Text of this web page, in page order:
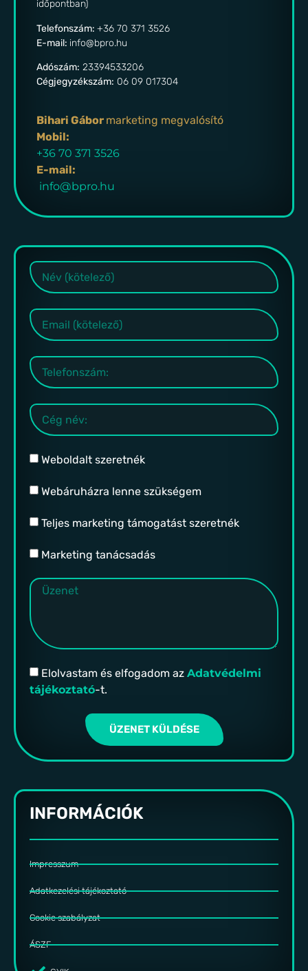
időpontban)
Telefonszám: +36 70 371 3526
E-mail: info@bpro.hu
Adószám: 23394533206
Cégjegyzékszám: 06 09 017304
Bihari Gábor marketing megvalósító
Mobil:
+36 70 371 3526
E-mail:
info@bpro.hu
Weboldalt szeretnék
Webáruházra lenne szükségem
Teljes marketing támogatást szeretnék
Marketing tanácsadás
Elolvastam és elfogadom az Adatvédelmi
tájékoztató-t.
ÜZENET KÜLDÉSE
INFORMÁCIÓK
Impresszum
Adatkezelési tájékoztató
Cookie szabályzat
ÁSZF